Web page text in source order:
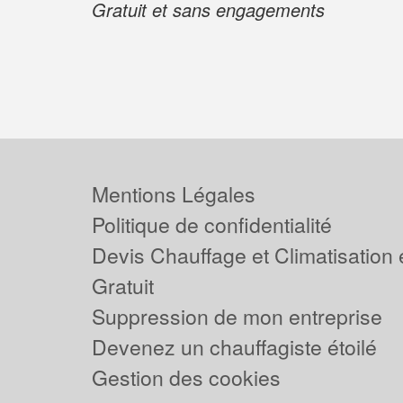
Gratuit et sans engagements
Mentions Légales
Politique de confidentialité
Devis Chauffage et Climatisation
Gratuit
Suppression de mon entreprise
Devenez un chauffagiste étoilé
Gestion des cookies